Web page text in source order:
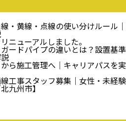
・黄線・点線の使い分けルール｜
ニューアルしました。
ードパイプの違いとは？設置基準
ら施工管理へ｜キャリアパスを実
工事スタッフ募集｜女性・未経験
九州市】